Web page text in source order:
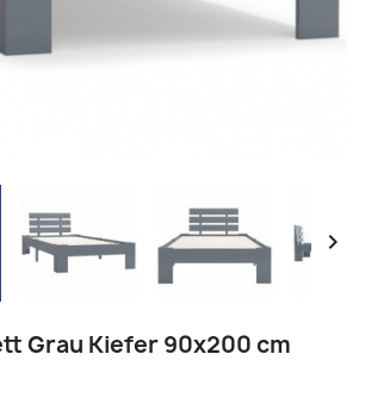

Grau Kiefer 90x200 cm